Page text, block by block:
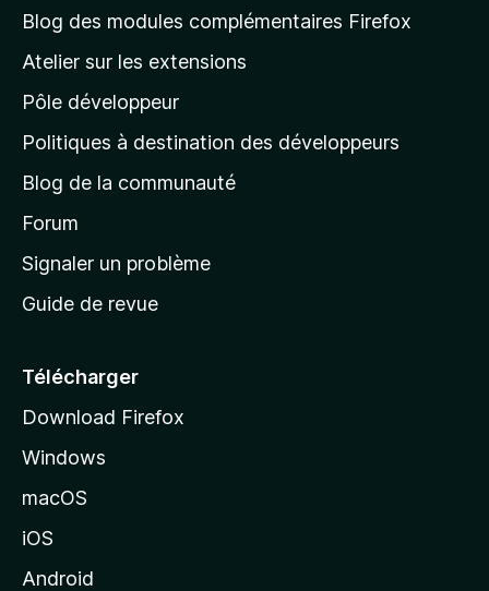
l
p
a
g
d
a
c
e
l
d
o
z
Blog des modules complémentaires Firefox
Atelier sur les extensions
Pôle développeur
Politiques à destination des développeurs
Blog de la communauté
Forum
Signaler un problème
Guide de revue
Télécharger
Download Firefox
Windows
macOS
iOS
Android